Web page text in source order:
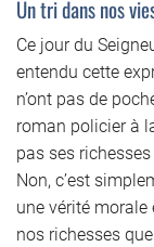
Un tri dans nos
Ce jour du
entendu cette
n’ont pas de
roman policier à
pas ses
Non, c’est
une vérité morale
nos richesses